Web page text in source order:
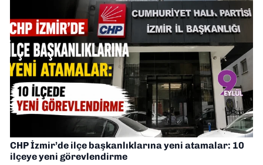
CHP İzmir’de ilçe başkanlıklarına yeni atamalar: 10
ilçeye yeni görevlendirme